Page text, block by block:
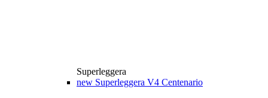
Superleggera
new Superleggera V4 Centenario